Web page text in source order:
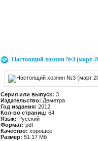
Настоящий хозяин №3 (март
Серия или выпуск: 3
Издательство: Деметра
Год издания: 2012
Кол-во страниц: 64
Язык: Русский
Формат: pdf
Качество: хорошее
Размер: 51.17 Мб